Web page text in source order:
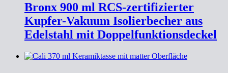
Bronx 900 ml RCS-zertifizierter
Kupfer-Vakuum Isolierbecher aus
Edelstahl mit Doppelfunktionsdeckel